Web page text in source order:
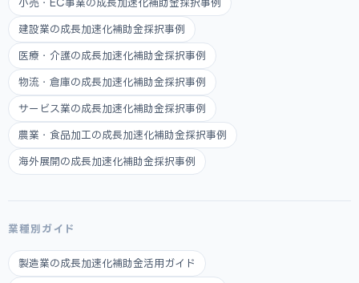
小売・EC事業の成長加速化補助金採択事例
建設業の成長加速化補助金採択事例
医療・介護の成長加速化補助金採択事例
物流・倉庫の成長加速化補助金採択事例
サービス業の成長加速化補助金採択事例
農業・食品加工の成長加速化補助金採択事例
海外展開の成長加速化補助金採択事例
業種別ガイド
製造業の成長加速化補助金活用ガイド